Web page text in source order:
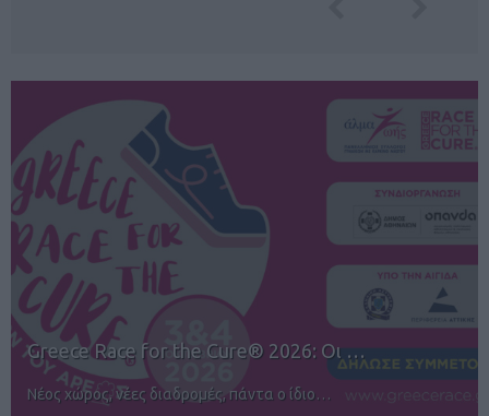
12ος TUI Rhodes Marathon: Άνοιγμα ε…
Αγώνες για όλους στην Ρόδο